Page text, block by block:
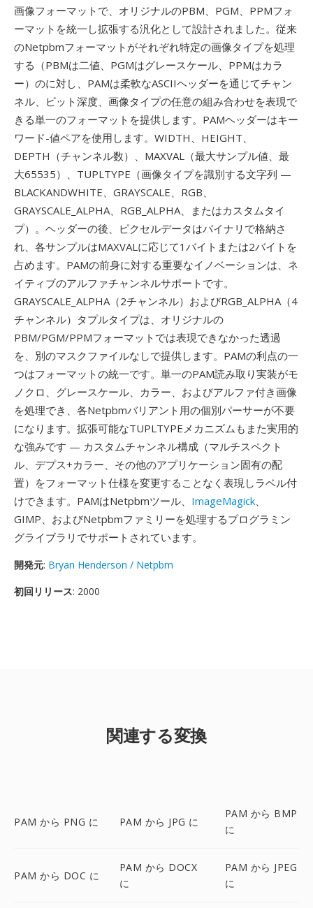
画像フォーマットで、オリジナルのPBM、PGM、PPMフォ
ーマットを統一し拡張する汎化として設計されました。従来
のNetpbmフォーマットがそれぞれ特定の画像タイプを処理
する（PBMは二値、PGMはグレースケール、PPMはカラ
ー）のに対し、PAMは柔軟なASCIIヘッダーを通じてチャン
ネル、ビット深度、画像タイプの任意の組み合わせを表現で
きる単一のフォーマットを提供します。PAMヘッダーはキー
ワード-値ペアを使用します。WIDTH、HEIGHT、
DEPTH（チャンネル数）、MAXVAL（最大サンプル値、最
大65535）、TUPLTYPE（画像タイプを識別する文字列 —
BLACKANDWHITE、GRAYSCALE、RGB、
GRAYSCALE_ALPHA、RGB_ALPHA、またはカスタムタイ
プ）。ヘッダーの後、ピクセルデータはバイナリで格納さ
れ、各サンプルはMAXVALに応じて1バイトまたは2バイトを
占めます。PAMの前身に対する重要なイノベーションは、ネ
イティブのアルファチャンネルサポートです。
GRAYSCALE_ALPHA（2チャンネル）およびRGB_ALPHA（4
チャンネル）タプルタイプは、オリジナルの
PBM/PGM/PPMフォーマットでは表現できなかった透過
を、別のマスクファイルなしで提供します。PAMの利点の一
つはフォーマットの統一です。単一のPAM読み取り実装がモ
ノクロ、グレースケール、カラー、およびアルファ付き画像
を処理でき、各Netpbmバリアント用の個別パーサーが不要
になります。拡張可能なTUPLTYPEメカニズムもまた実用的
な強みです — カスタムチャンネル構成（マルチスペクト
ル、デプス+カラー、その他のアプリケーション固有の配
置）をフォーマット仕様を変更することなく表現しラベル付
けできます。PAMはNetpbmツール、 ImageMagick、
GIMP、およびNetpbmファミリーを処理するプログラミン
グライブラリでサポートされています。
開発元: Bryan Henderson / Netpbm
初回リリース: 2000
関連する変換
PAM から PNG に PAM から JPG に
PAM から BMP
に
PAM から DOC に
PAM から DOCX
に
PAM から JPEG
に